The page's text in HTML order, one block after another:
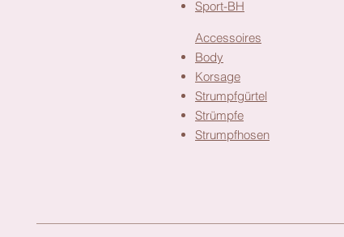
Sport-BH
Accessoires
Body
Korsage
Strumpfgürtel
Strümpfe
Strumpfhosen